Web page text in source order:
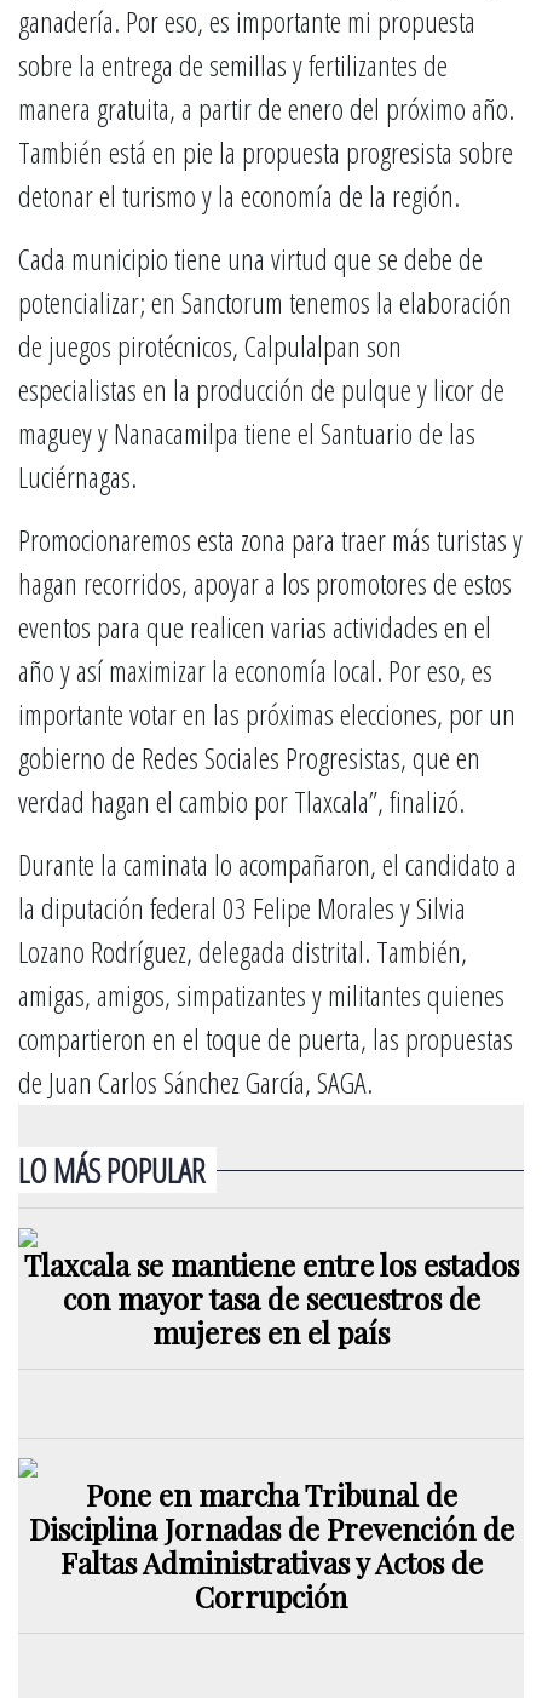
ganadería. Por eso, es importante mi propuesta
sobre la entrega de semillas y fertilizantes de
manera gratuita, a partir de enero del próximo año.
También está en pie la propuesta progresista sobre
detonar el turismo y la economía de la región.
Cada municipio tiene una virtud que se debe de
potencializar; en Sanctorum tenemos la elaboración
de juegos pirotécnicos, Calpulalpan son
especialistas en la producción de pulque y licor de
maguey y Nanacamilpa tiene el Santuario de las
Luciérnagas.
Promocionaremos esta zona para traer más turistas y
hagan recorridos, apoyar a los promotores de estos
eventos para que realicen varias actividades en el
año y así maximizar la economía local. Por eso, es
importante votar en las próximas elecciones, por un
gobierno de Redes Sociales Progresistas, que en
verdad hagan el cambio por Tlaxcala”, finalizó.
Durante la caminata lo acompañaron, el candidato a
la diputación federal 03 Felipe Morales y Silvia
Lozano Rodríguez, delegada distrital. También,
amigas, amigos, simpatizantes y militantes quienes
compartieron en el toque de puerta, las propuestas
de Juan Carlos Sánchez García, SAGA.
LO MÁS POPULAR
Tlaxcala se mantiene entre los estados
con mayor tasa de secuestros de
mujeres en el país
Pone en marcha Tribunal de
Disciplina Jornadas de Prevención de
Faltas Administrativas y Actos de
Corrupción